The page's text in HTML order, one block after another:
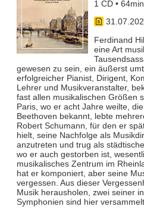
1 CD •
Ferdinand
eine Art
gewesen zu sein, ein äußerst
erfolgreicher Pianist, Dirigent,
Lehrer und Musikveranstalter,
fast allen musikalischen Größen
Paris, wo er acht Jahre weilte,
Beethoven bekannt, lebte
Robert Schumann, für den er
hielt, seine Nachfolge als
anzutreten und trug als
wo er auch gestorben ist,
musikalisches Zentrum im
hat er komponiert, aber seine
vergessen. Aus dieser
Musik herausholen, zwei seiner
Symphonien sind hier versammelt.